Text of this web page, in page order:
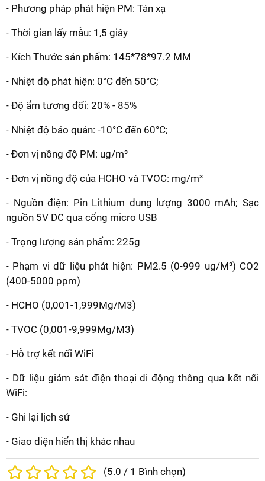
- Phương pháp phát hiện PM: Tán xạ
- Thời gian lấy mẫu: 1,5 giây
- Kích Thước sản phẩm: 145*78*97.2 MM
- Nhiệt độ phát hiện: 0°C đến 50°C;
- Độ ẩm tương đối: 20% - 85%
- Nhiệt độ bảo quản: -10°C đến 60°C;
- Đơn vị nồng độ PM: ug/m³
- Đơn vị nồng độ của HCHO và TVOC: mg/m³
- Nguồn điện: Pin Lithium dung lượng 3000 mAh; Sạc
nguồn 5V DC qua cổng micro USB
- Trọng lượng sản phẩm: 225g
- Phạm vi dữ liệu phát hiện: PM2.5 (0-999 ug/M³) CO2
(400-5000 ppm)
- HCHO (0,001-1,999Mg/M3)
- TVOC (0,001-9,999Mg/M3)
- Hỗ trợ kết nối WiFi
- Dữ liệu giám sát điện thoại di động thông qua kết nối
WiFi:
- Ghi lại lịch sử
- Giao diện hiển thị khác nhau
(5.0 / 1 Bình chọn)